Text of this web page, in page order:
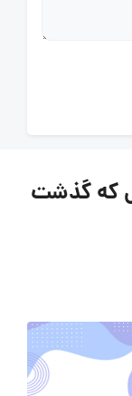
که گذشت